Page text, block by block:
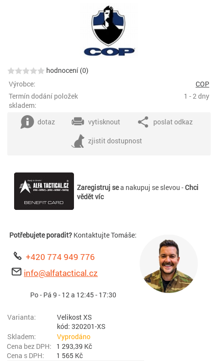
hodnocení (0)
Výrobce:
COP
Termín dodání položek
skladem:
1 - 2 dny
dotaz vytisknout poslat odkaz
zjistit dostupnost
Zaregistruj sea nakupuj se slevou -Chci
vědět víc
Potřebujete poradit? Kontaktujte Tomáše:
+420 774 949 776
info@alfatactical.cz
Po - Pá 9 - 12 a 12:45 - 17:30
Velikost XS
kód: 320201-XS
Vyprodáno
1 293,39 Kč
1 565 Kč